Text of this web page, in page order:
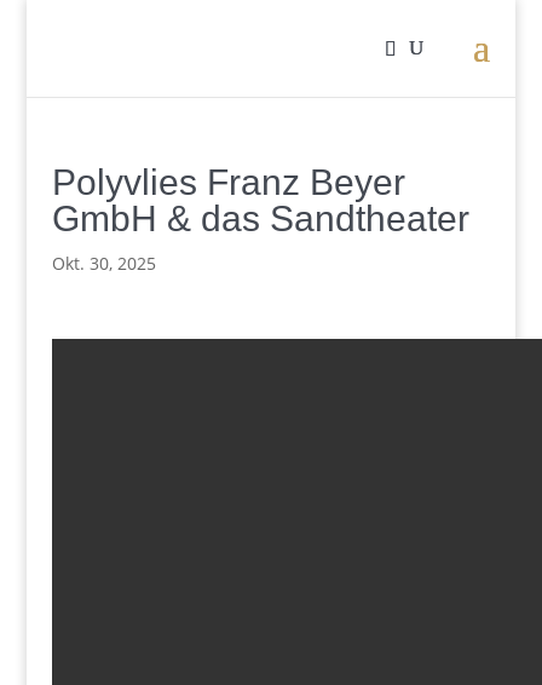
Polyvlies Franz Beyer
GmbH & das Sandtheater
Okt. 30, 2025